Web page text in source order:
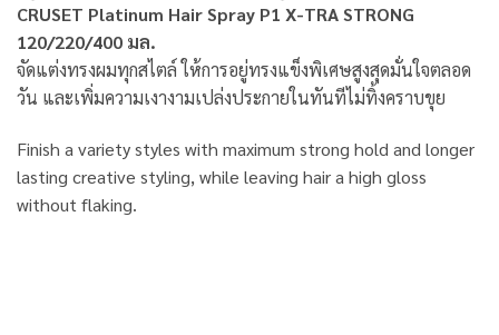
CRUSET Platinum Hair Spray P1 X-TRA STRONG
120/220/400 มล.
จัดแต่งทรงผมทุกสไตล์ ให้การอยู่ทรงแข็งพิเศษสูงสุดมั่นใจตลอด
วัน และเพิ่มความเงางามเปล่งประกายในทันทีไม่ทิ้งคราบขุย
Finish a variety styles with maximum strong hold and longer
lasting creative styling, while leaving hair a high gloss
without flaking.